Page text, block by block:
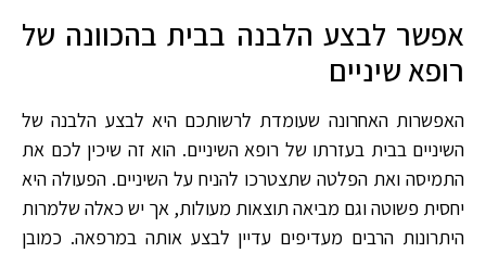
אפשר לבצע הלבנה בבית בהכוונה של
רופא שיניים
האפשרות האחרונה שעומדת לרשותכם היא לבצע הלבנה של
השיניים בבית בעזרתו של רופא השיניים. הוא זה שיכין לכם את
התמיסה ואת הפלטה שתצטרכו להניח על השיניים. הפעולה היא
יחסית פשוטה וגם מביאה תוצאות מעולות, אך יש כאלה שלמרות
היתרונות הרבים מעדיפים עדיין לבצע אותה במרפאה. כמובן